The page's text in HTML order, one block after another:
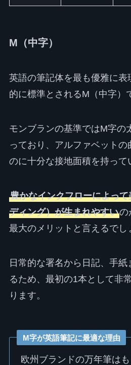
M（中字）
英語の筆記体を最も優雅に表
的に標準とされるM（中字）
モンブランの基準ではM字の
っており、アルファベットの
のに十分な接地面積を持って
豊かなインクフローによっ
ディング）が生まれやすいの
最大のメリットと言えるでし
日常的な署名から日記、手紙
るため、最初の1本として非
ります。
M字が英語筆記に最適な理由
欧州ブランドの万年筆は